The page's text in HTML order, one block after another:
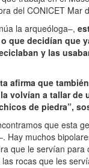
del CONICET Mar
la arqueóloga–,
que decidían que
y las
afirma que
volvían a tallar
de piedra”,
que esta
Hay muchos
que le servían
rocas que les